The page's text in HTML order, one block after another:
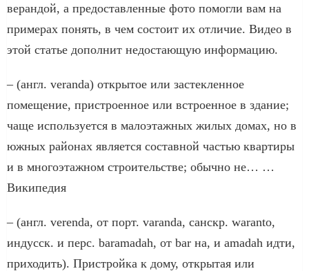
верандой, а предоставленные фото помогли вам на
примерах понять, в чем состоит их отличие. Видео в
этой статье дополнит недостающую информацию.
– (англ. veranda) открытое или застекленное
помещение, пристроенное или встроенное в здание;
чаще используется в малоэтажных жилых домах, но в
южных районах является составной частью квартиры
и в многоэтажном строительстве; обычно не… …
Википедия
– (англ. verenda, от порт. varanda, санскр. waranto,
индусск. и перс. baramadah, от bar на, и amadah идти,
приходить). Пристройка к дому, открытая или